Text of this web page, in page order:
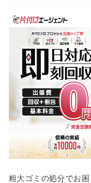
粗大ゴミの処分でお